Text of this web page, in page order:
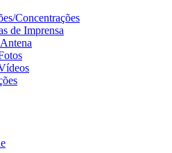
Concentrações
de Imprensa